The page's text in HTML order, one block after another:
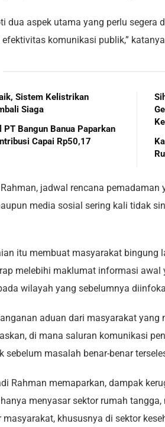
dua aspek utama yang perlu segera
komunikasi publik,”
Sistem Kelistrikan
Siaga
PT Bangun Banua Paparkan
Capai Rp50,17
jadwal rencana
media sosial sering kali tidak
itu membuat masyarakat bingung
melebihi maklumat informasi awal
wilayah yang sebelumnya
aduan dari masyarakat
di mana saluran komunikasi
sebelum masalah benar-benar
Rahman memaparkan, dampak
menyasar sektor rumah
masyarakat, khususnya di sektor